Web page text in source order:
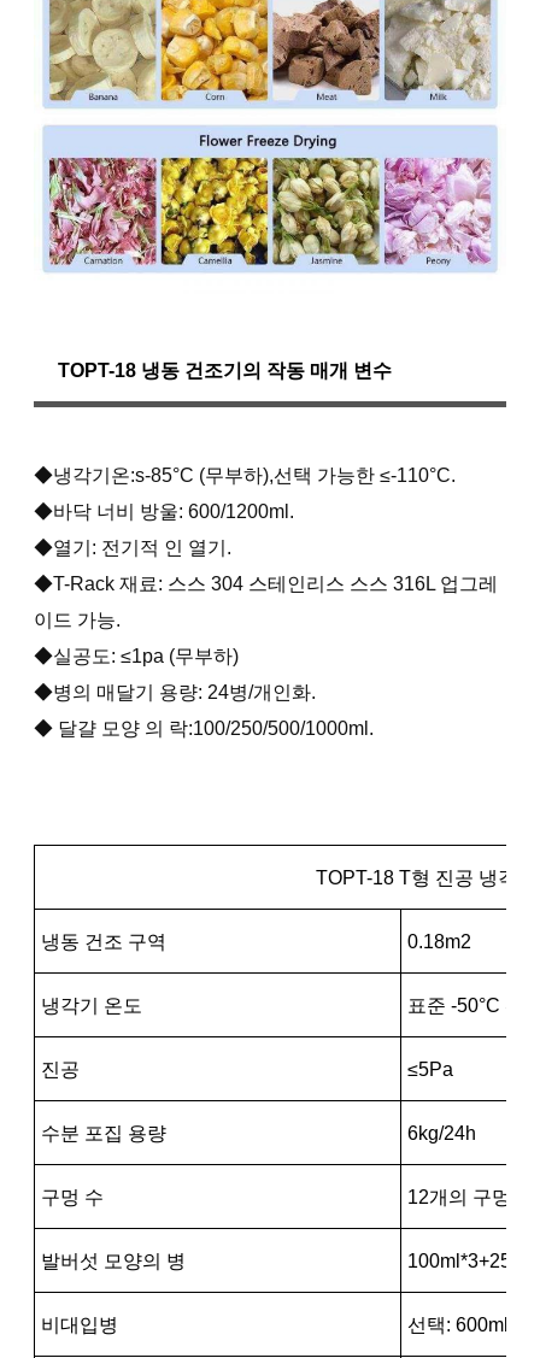
TOPT-18 냉동 건조기의 작동 매개 변수
◆냉각기온:s-85°C (무부하),선택 가능한 ≤-110°C.
◆바닥 너비 방울: 600/1200ml.
◆열기: 전기적 인 열기.
◆T-Rack 재료: 스스 304 스테인리스 스스 316L 업그레
이드 가능.
◆실공도: ≤1pa (무부하)
◆병의 매달기 용량: 24병/개인화.
◆ 달걀 모양 의 락:100/250/500/1000ml.
TOPT-18 T형 진공 냉각
냉동 건조 구역 0.18m2
냉각기 온도 표준 -50°C 선
진공 ≤5Pa
수분 포집 용량 6kg/24h
구멍 수 12개의 구멍
발버섯 모양의 병
비대입병 선택: 600ml *